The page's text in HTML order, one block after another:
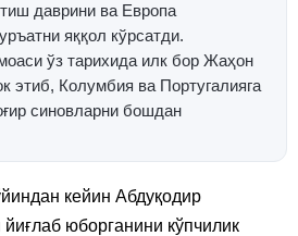
даврини ва Европа
яққол кўрсатди.
ўз тарихида илк бор Жаҳон
этиб, Колумбия ва Португалияга
синовларни бошдан
кейин Абдуқодир
юборганини кўпчилик